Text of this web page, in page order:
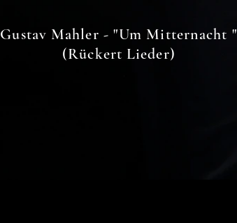
Gustav Mahler - "Um Mitternacht "
(Rückert Lieder)